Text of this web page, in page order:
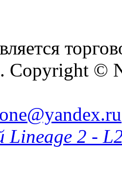
Copyright ©
Lineage 2 -